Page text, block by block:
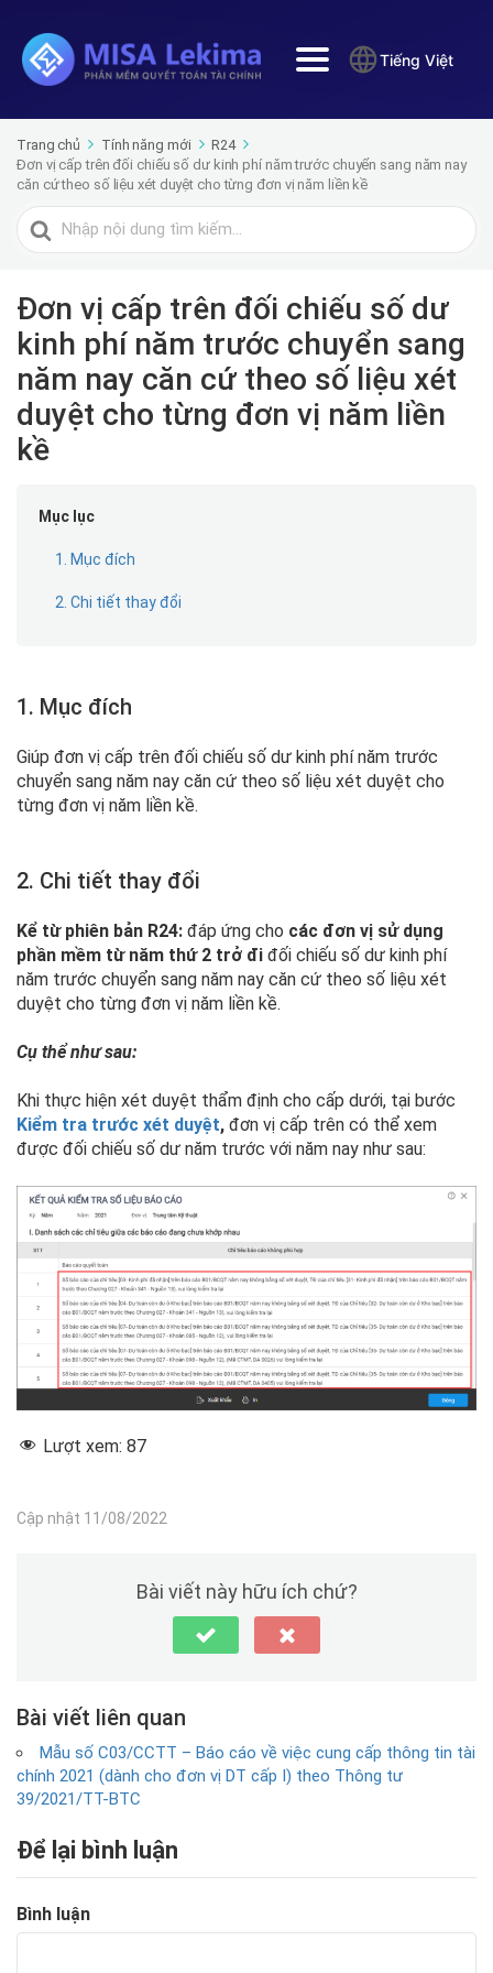
Tiếng Việt
Trang chủ Tính năng mới
R24
Đơn vị cấp trên đối chiếu số dư kinh phí năm trước chuyển sang năm nay
căn cứ theo số liệu xét duyệt cho từng đơn vị năm liền kề
Tìm
kiếm
Đơn vị cấp trên đối chiếu số dư
kinh phí năm trước chuyển sang
năm nay căn cứ theo số liệu xét
duyệt cho từng đơn vị năm liền
kề
Mục lục
1. Mục đích
2. Chi tiết thay đổi
1. Mục đích
Giúp đơn vị cấp trên đối chiếu số dư kinh phí năm trước
chuyển sang năm nay căn cứ theo số liệu xét duyệt cho
từng đơn vị năm liền kề.
2. Chi tiết thay đổi
Kể từ phiên bản R24: đáp ứng cho các đơn vị sử dụng
phần mềm từ năm thứ 2 trở đi đối chiếu số dư kinh phí
năm trước chuyển sang năm nay căn cứ theo số liệu xét
duyệt cho từng đơn vị năm liền kề.
Cụ thể như sau:
Khi thực hiện xét duyệt thẩm định cho cấp dưới, tại bước
Kiểm tra trước xét duyệt, đơn vị cấp trên có thể xem
được đối chiếu số dư năm trước với năm nay như sau:
Lượt xem: 87
Cập nhật 11/08/2022
Bài viết này hữu ích chứ?
Bài viết liên quan
Mẫu số C03/CCTT – Báo cáo về việc cung cấp thông tin tài
chính 2021 (dành cho đơn vị DT cấp I) theo Thông tư
39/2021/TT-BTC
Để lại bình luận
Bình luận